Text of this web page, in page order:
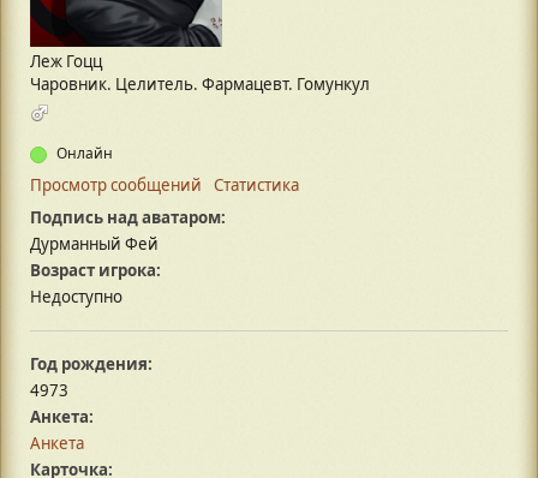
Леж Гоцц
Чаровник. Целитель. Фармацевт. Гомункул
Онлайн
Просмотр сообщений
Статистика
Подпись над аватаром:
Дурманный Фей
Возраст игрока:
Недоступно
Год рождения:
4973
Анкета:
Анкета
Карточка: